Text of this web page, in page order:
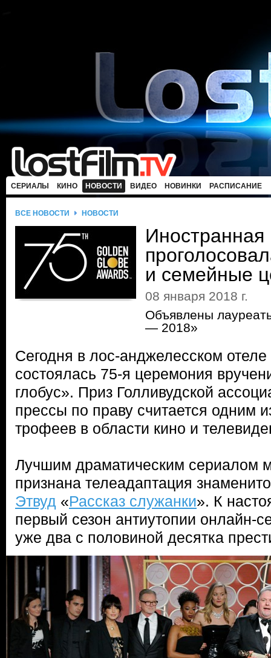
СЕРИАЛЫ КИНО НОВОСТИ ВИДЕО НОВИНКИ РАСПИСАНИЕ
ВСЕ НОВОСТИ НОВОСТИ
Иностранная
и семейные
08 января 2018 г.
Объявлены
— 2018»
Сегодня в лос-анджелесском
состоялась 75-я церемония
глобус». Приз Голливудской
прессы по праву считается одним
трофеев в области кино и
Лучшим драматическим сериалом
признана телеадаптация
Этвуд «Рассказ служанки». К
первый сезон антиутопии онлайн-
уже два с половиной десятка